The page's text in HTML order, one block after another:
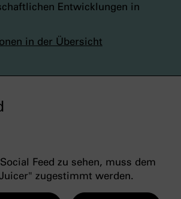
Entwicklungen in
in der Übersicht
Feed zu sehen, muss dem
zugestimmt werden.